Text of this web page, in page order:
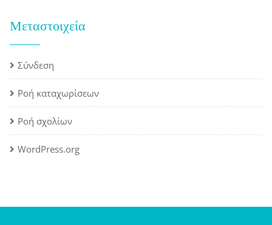
Μεταστοιχεία
Σύνδεση
Ροή καταχωρίσεων
Ροή σχολίων
WordPress.org